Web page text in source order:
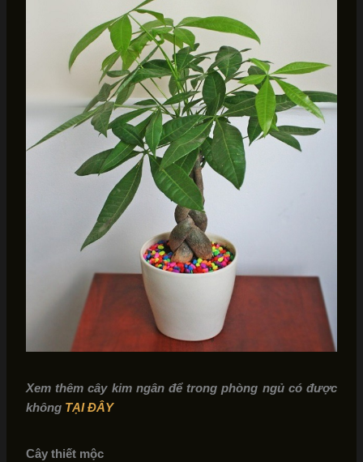
Xem thêm cây kim ngân để trong phòng ngủ có được
không TẠI ĐÂY
Cây thiết mộc